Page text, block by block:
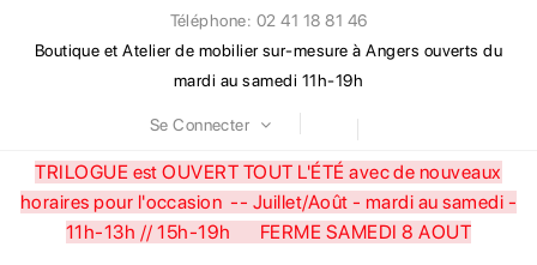
Téléphone: 02 41 18 81 46
Boutique et Atelier de mobilier sur-mesure à Angers ouverts du
mardi au samedi 11h-19h
Se Connecter
TRILOGUE est OUVERT TOUT L'ÉTÉ avec de nouveaux
horaires pour l'occasion -- Juillet/Août - mardi au samedi -
11h-13h // 15h-19h FERME SAMEDI 8 AOUT